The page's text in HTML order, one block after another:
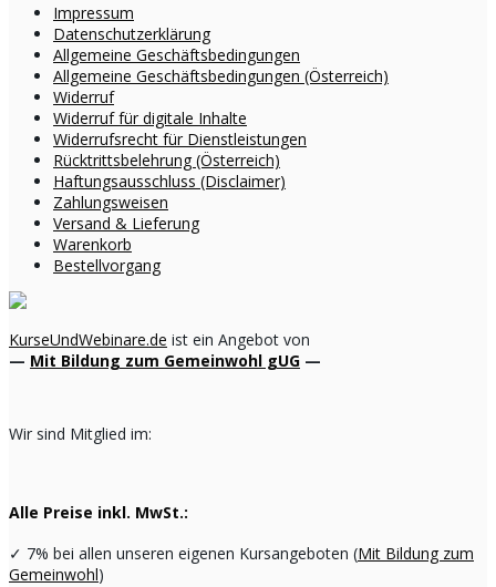
Impressum
Datenschutzerklärung
Allgemeine Geschäftsbedingungen
Allgemeine Geschäftsbedingungen (Österreich)
Widerruf
Widerruf für digitale Inhalte
Widerrufsrecht für Dienstleistungen
Rücktrittsbelehrung (Österreich)
Haftungsausschluss (Disclaimer)
Zahlungsweisen
Versand & Lieferung
Warenkorb
Bestellvorgang
KurseUndWebinare.de ist ein Angebot von
— Mit Bildung zum Gemeinwohl gUG —
Wir sind Mitglied im:
Alle Preise inkl. MwSt.:
✓ 7% bei allen unseren eigenen Kursangeboten (Mit Bildung zum
Gemeinwohl)